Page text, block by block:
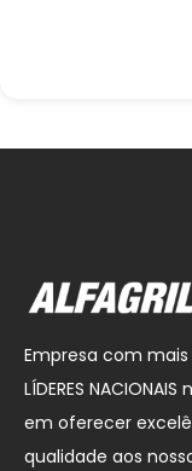
Empresa com
LÍDERES
em oferecer
qualidade aos